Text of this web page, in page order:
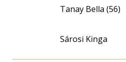
Tanay Bella (56)
Sárosi Kinga